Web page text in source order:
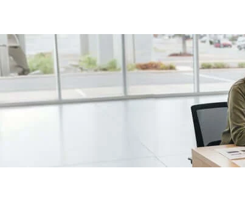
/fragments/plp-details